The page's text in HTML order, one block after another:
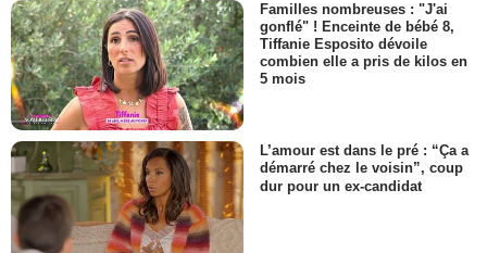
Familles nombreuses : "J'ai
gonflé" ! Enceinte de bébé 8,
Tiffanie Esposito dévoile
combien elle a pris de kilos en
5 mois
L’amour est dans le pré : “Ça a
démarré chez le voisin”, coup
dur pour un ex-candidat